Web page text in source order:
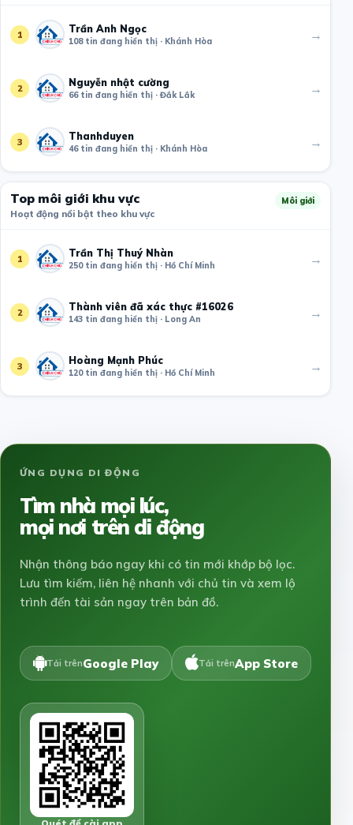
1 Trần Anh Ngọc
108 tin đang hiển thị · Khánh Hòa →
2 Nguyễn nhật cường
66 tin đang hiển thị · Đắk Lắk →
3 Thanhduyen
46 tin đang hiển thị · Khánh Hòa →
Top môi giới khu vực
Hoạt động nổi bật theo khu vực
Môi giới
1 Trần Thị Thuý Nhàn
250 tin đang hiển thị · Hồ Chí Minh →
2 Thành viên đã xác thực #16026
143 tin đang hiển thị · Long An →
3 Hoàng Mạnh Phúc
120 tin đang hiển thị · Hồ Chí Minh →
ỨNG DỤNG DI ĐỘNG
Tìm nhà mọi lúc,
mọi nơi trên di động
Nhận thông báo ngay khi có tin mới khớp bộ lọc.
Lưu tìm kiếm, liên hệ nhanh với chủ tin và xem lộ
trình đến tài sản ngay trên bản đồ.
Tải trênGoogle Play Tải trênApp Store